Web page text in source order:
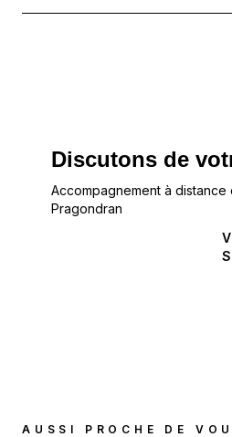
Discutons de
Accompagnement à distance
Pragondran
AUSSI PROCHE DE